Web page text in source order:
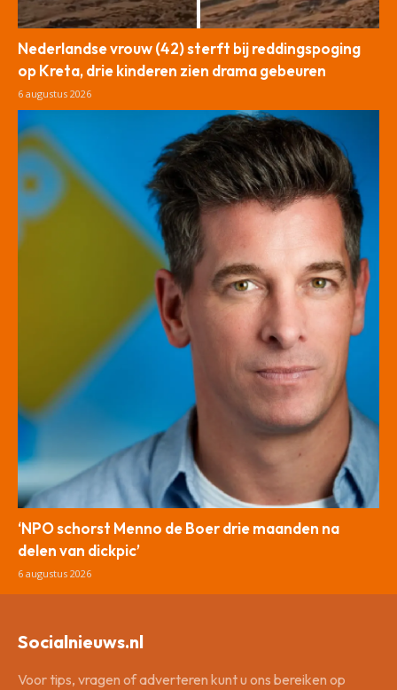
Nederlandse vrouw (42) sterft bij reddingspoging
op Kreta, drie kinderen zien drama gebeuren
6 augustus 2026
‘NPO schorst Menno de Boer drie maanden na
delen van dickpic’
6 augustus 2026
Socialnieuws.nl
Voor tips, vragen of adverteren kunt u ons bereiken op